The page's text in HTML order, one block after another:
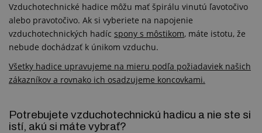
Vzduchotechnické hadice môžu mať špirálu vinutú ľavotočivo
alebo pravotočivo. Ak si vyberiete na napojenie
vzduchotechnických hadíc spony s môstikom, máte istotu, že
nebude dochádzať k únikom vzduchu.
Všetky hadice upravujeme na mieru podľa požiadaviek našich
zákazníkov a rovnako ich osadzujeme koncovkami.
Potrebujete vzduchotechnickú hadicu a nie ste si
istí, akú si máte vybrať?